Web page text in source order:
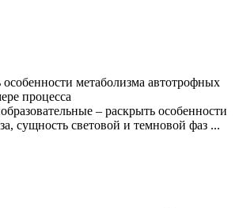
особенности метаболизма автотрофных
процесса
– раскрыть особенности
сущность световой и темновой фаз ...